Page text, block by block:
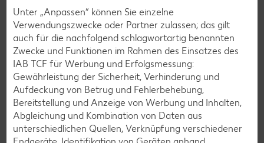
Plätzchen-Rezepte
Smoothie-Rezepte
Bowle-Rezepte
Cocktail-Rezepte
Avocado-Rezepte
Erdbeer-Rezepte
Unter „Anpassen“ können Sie einzelne
Verwendungszwecke oder Partner zulassen; das gilt
auch für die nachfolgend schlagwortartig benannten
Zwecke und Funktionen im Rahmen des Einsatzes des
IAB TCF für Werbung und Erfolgsmessung:
Gewährleistung der Sicherheit, Verhinderung und
Aufdeckung von Betrug und Fehlerbehebung,
Bereitstellung und Anzeige von Werbung und Inhalten,
Abgleichung und Kombination von Daten aus
unterschiedlichen Quellen, Verknüpfung verschiedener